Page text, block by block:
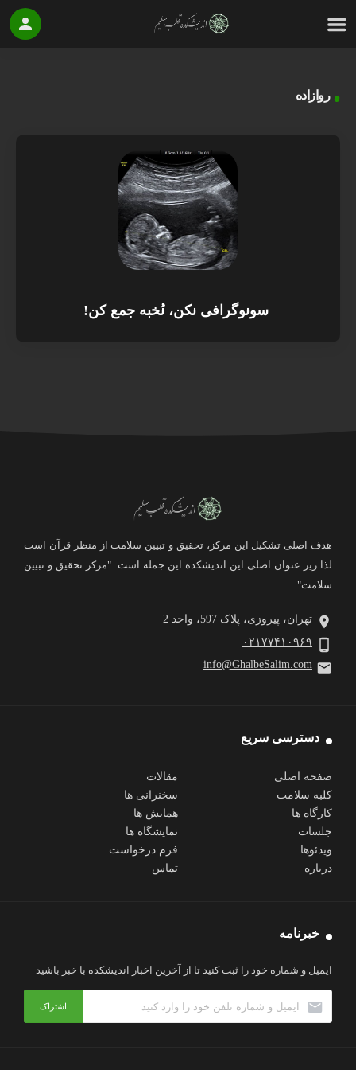
روازاده
سونوگرافی نکن، نُخبه جمع کن!
هدف اصلی تشکیل این مرکز، تحقیق و تبیین سلامت از منظر قرآن است
لذا زیر عنوان اصلی این اندیشکده این جمله است: "مرکز تحقیق و تبیین
سلامت".
تهران، پیروزی، پلاک 597، واحد 2
۰۲۱۷۷۴۱۰۹۶۹
info@GhalbeSalim.com
دسترسی سریع
صفحه اصلی
مقالات
کلبه سلامت
سخنرانی ها
کارگاه ها
همایش ها
جلسات
نمایشگاه ها
ویدئوها
فرم درخواست
درباره
تماس
خبرنامه
ایمیل و شماره خود را ثبت کنید تا از آخرین اخبار اندیشکده با خبر باشید